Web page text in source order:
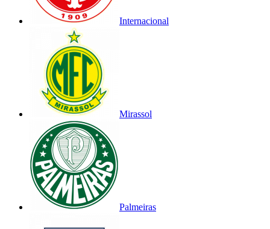
Internacional
Mirassol
Palmeiras